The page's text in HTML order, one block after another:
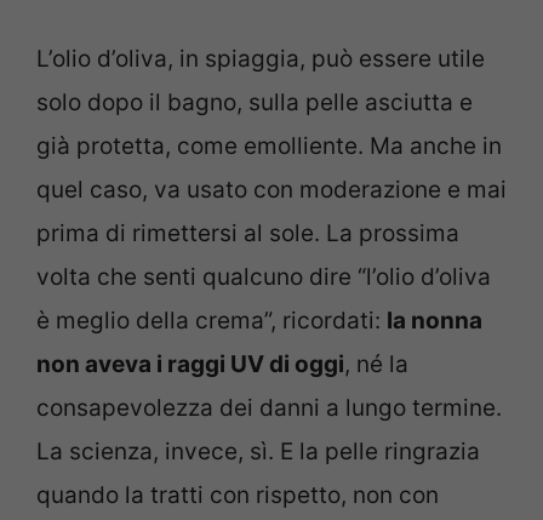
L’olio d’oliva, in spiaggia, può essere utile
solo dopo il bagno, sulla pelle asciutta e
già protetta, come emolliente. Ma anche in
quel caso, va usato con moderazione e mai
prima di rimettersi al sole. La prossima
volta che senti qualcuno dire “l’olio d’oliva
è meglio della crema”, ricordati: la nonna
non aveva i raggi UV di oggi, né la
consapevolezza dei danni a lungo termine.
La scienza, invece, sì. E la pelle ringrazia
quando la tratti con rispetto, non con